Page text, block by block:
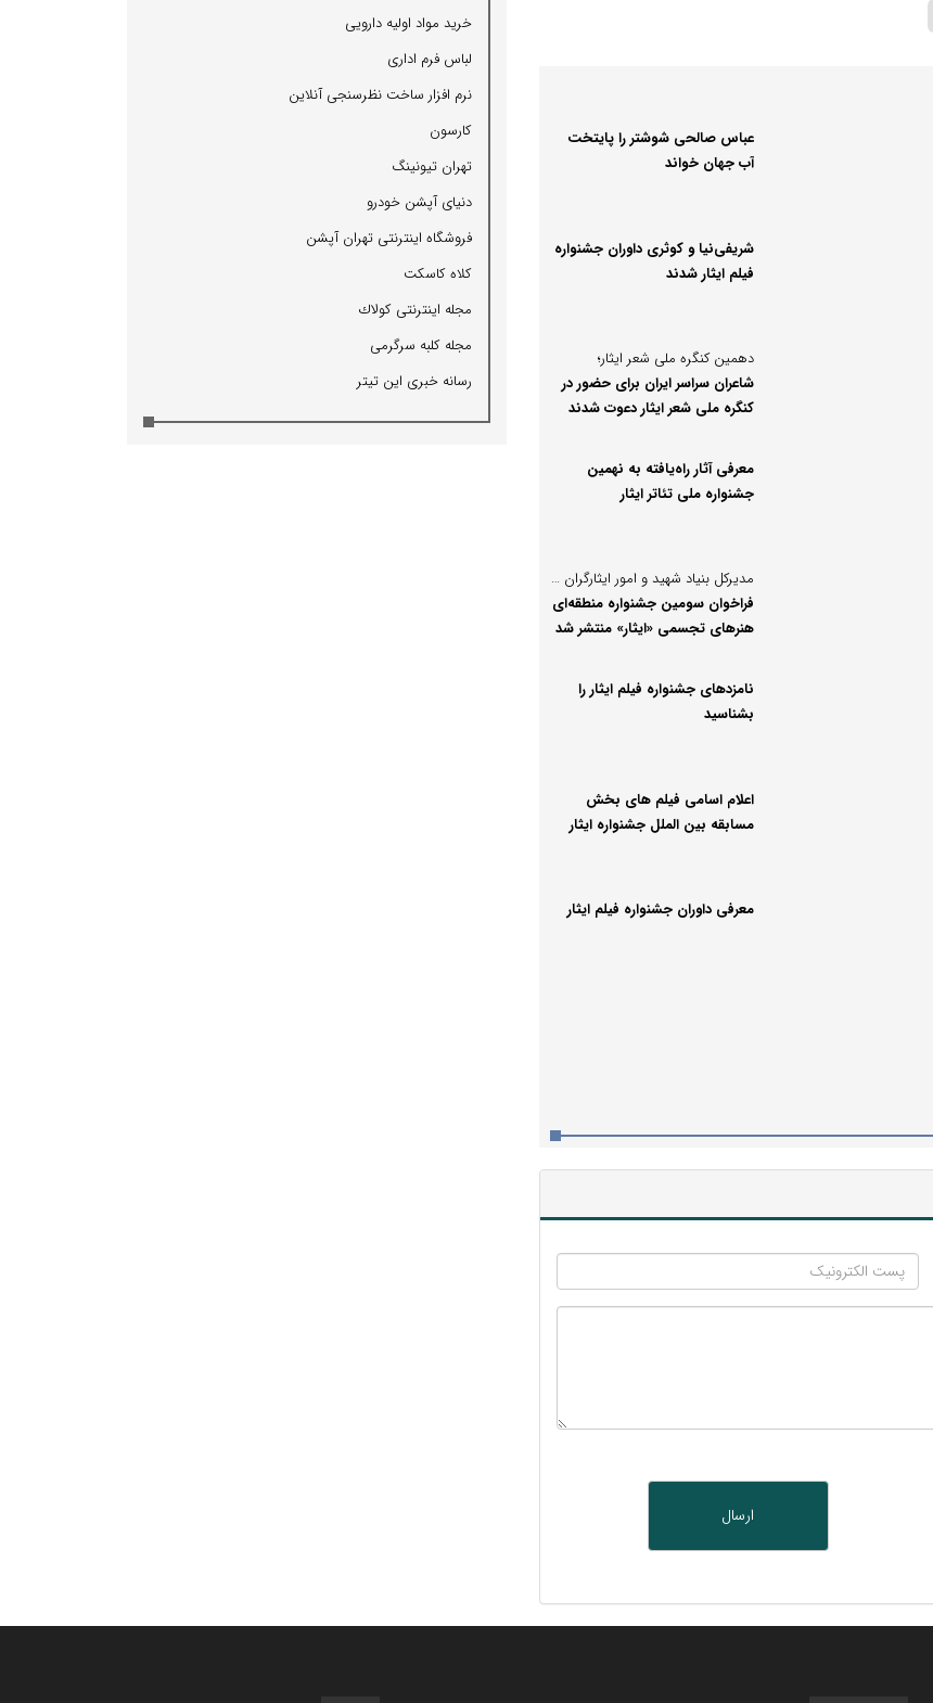
عباس صالحی شوشتر را پایتخت
آب جهان خواند
شریفی‌نیا و کوثری داوران جشنواره
فیلم ایثار شدند
دهمین کنگره ملی شعر ایثار؛
شاعران سراسر ایران برای حضور در
کنگره ملی شعر ایثار دعوت شدند
معرفی آثار راه‌یافته به نهمین
جشنواره ملی تئاتر ایثار
مدیرکل بنیاد شهید و امور ایثارگران قزوین در نشست خبری:
فراخوان سومین جشنواره منطقه‌ای
هنر‌های تجسمی «ایثار» منتشر شد
نامزدهای جشنواره فیلم ایثار را
بشناسید
اعلام اسامی فیلم های بخش
مسابقه بین الملل جشنواره ایثار
معرفی داوران جشنواره فیلم ایثار
خرید مواد اولیه دارویی
لباس فرم اداری
نرم افزار ساخت نظرسنجی آنلاین
كارسون
تهران تیونینگ
دنیای آپشن خودرو
فروشگاه اینترنتی تهران آپشن
كلاه كاسكت
مجله اینترنتی كولاك
مجله كلبه سرگرمی
رسانه خبری این تیتر